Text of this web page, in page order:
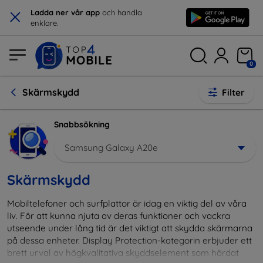
× Ladda ner vår app och handla
enklare.
0
Skärmskydd Filter
Snabbsökning
Samsung Galaxy A20e
Skärmskydd
Mobiltelefoner och surfplattor är idag en viktig del av våra
liv. För att kunna njuta av deras funktioner och vackra
utseende under lång tid är det viktigt att skydda skärmarna
på dessa enheter. Display Protection-kategorin erbjuder ett
brett urval av högkvalitativa skyddselement som härdat